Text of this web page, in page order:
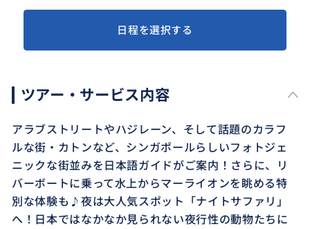
日程を選択する
ツアー・サービス内容
アラブストリートやハジレーン、そして話題のカラフ
ルな街・カトンなど、シンガポールらしいフォトジェ
ニックな街並みを日本語ガイドがご案内！さらに、リ
バーボートに乗って水上からマーライオンを眺める特
別な体験も♪夜は大人気スポット「ナイトサファリ」
へ！日本ではなかなか見られない夜行性の動物たちに